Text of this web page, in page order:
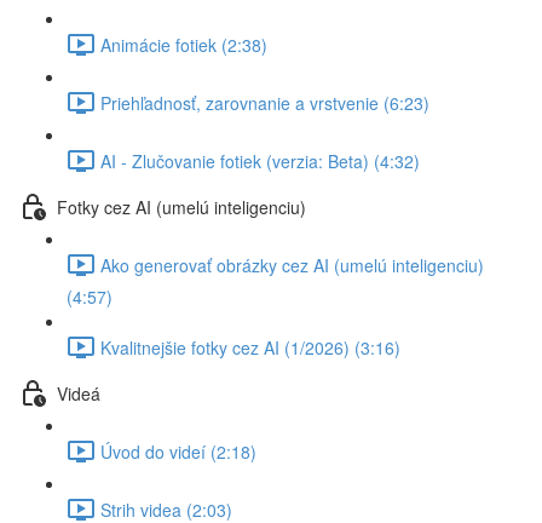
Animácie fotiek (2:38)
Priehľadnosť, zarovnanie a vrstvenie (6:23)
AI - Zlučovanie fotiek (verzia: Beta) (4:32)
Fotky cez AI (umelú inteligenciu)
Ako generovať obrázky cez AI (umelú inteligenciu)
(4:57)
Kvalitnejšie fotky cez AI (1/2026) (3:16)
Videá
Úvod do videí (2:18)
Strih videa (2:03)